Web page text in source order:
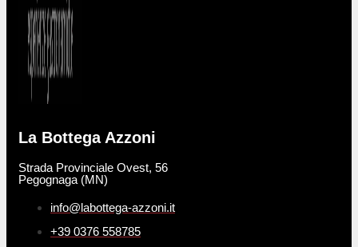
La Bottega Azzoni
Strada Provinciale Ovest, 56
Pegognaga (MN)
info@labottega-azzoni.it
+39 0376 558785